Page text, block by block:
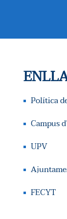
Política
Campus
UPV
FECYT